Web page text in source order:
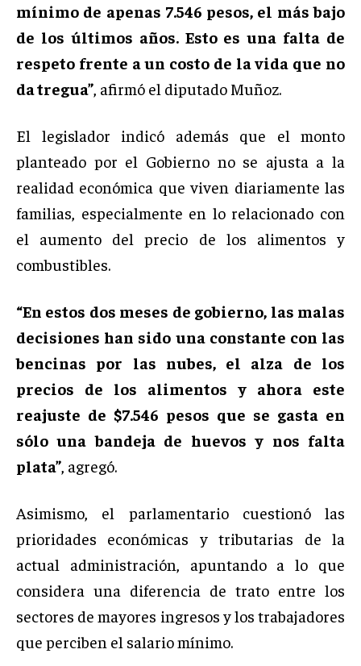
mínimo de apenas 7.546 pesos, el más bajo
de los últimos años. Esto es una falta de
respeto frente a un costo de la vida que no
da tregua”, afirmó el diputado Muñoz.
El legislador indicó además que el monto
planteado por el Gobierno no se ajusta a la
realidad económica que viven diariamente las
familias, especialmente en lo relacionado con
el aumento del precio de los alimentos y
combustibles.
“En estos dos meses de gobierno, las malas
decisiones han sido una constante con las
bencinas por las nubes, el alza de los
precios de los alimentos y ahora este
reajuste de $7.546 pesos que se gasta en
sólo una bandeja de huevos y nos falta
plata”, agregó.
Asimismo, el parlamentario cuestionó las
prioridades económicas y tributarias de la
actual administración, apuntando a lo que
considera una diferencia de trato entre los
sectores de mayores ingresos y los trabajadores
que perciben el salario mínimo.